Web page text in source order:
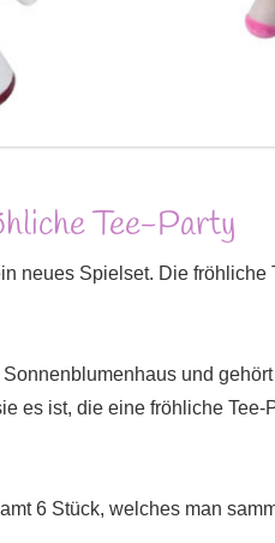
Tee-Party
neues Spielset. Die
und
es ist, die eine fröhliche
6 Stück, welches man